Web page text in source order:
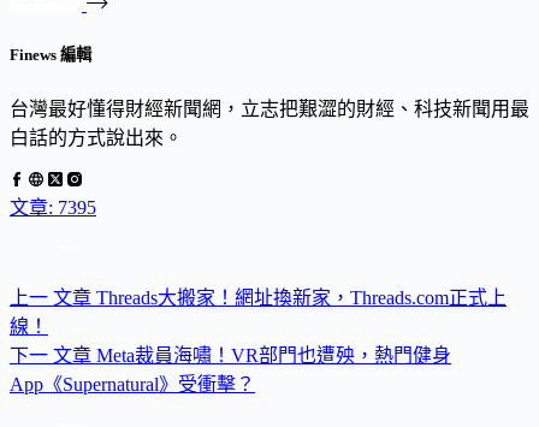
Finews 編輯
台灣最好懂得財經新聞網，立志把艱澀的財經、科技新聞用最
白話的方式說出來。
文章: 7395
上一 文章 Threads大搬家！網址換新家，Threads.com正式上
線！
下一 文章 Meta裁員海嘯！VR部門也遭殃，熱門健身
App《Supernatural》受衝擊？